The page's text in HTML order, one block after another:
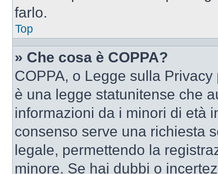
farlo.
Top
» Che cosa è COPPA?
COPPA, o Legge sulla
è una legge statunitense che
informazioni da i minori di età
consenso serve una richiesta
legale, permettendo la
minore. Se hai dubbi o